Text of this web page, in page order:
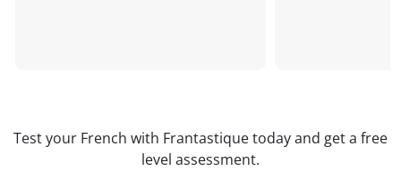
Test your French with Frantastique today and get a free
level assessment.